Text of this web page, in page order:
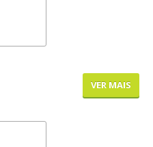
VER MAIS